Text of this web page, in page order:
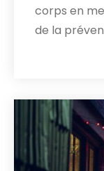
corps en
de la